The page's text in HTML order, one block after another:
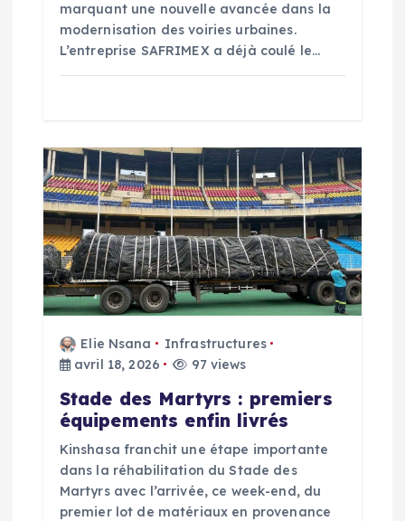
c
e
marquant une nouvelle avancée dans la
modernisation des voiries urbaines.
L’entreprise SAFRIMEX a déjà coulé le…
Elie Nsana
Infrastructures
avril 18, 2026
97 views
Stade des Martyrs : premiers
équipements enfin livrés
Kinshasa franchit une étape importante
dans la réhabilitation du Stade des
Martyrs avec l’arrivée, ce week-end, du
premier lot de matériaux en provenance